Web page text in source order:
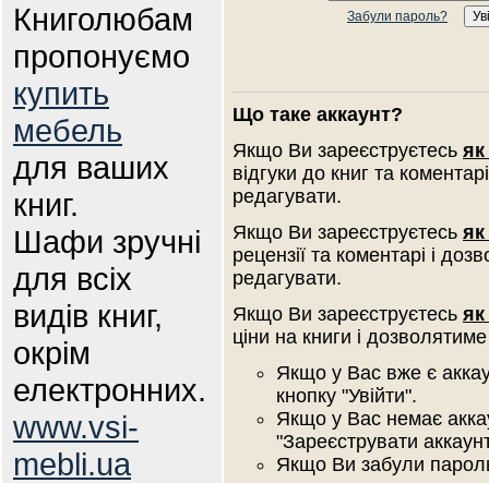
Книголюбам
пропонуємо
купить
мебель
для ваших
книг.
Шафи зручні
для всіх
видів книг,
окрім
електронних.
www.vsi-
mebli.ua
Забули пароль?
Що таке аккаунт?
Якщо Ви зареєструєтесь як
відгуки до книг та
редагувати.
Якщо Ви зареєструєтесь
рецензії та коментарі і
редагувати.
Якщо Ви зареєструєтесь як
ціни на книги і
Якщо у Вас вже є
кнопку "Увійти".
Якщо у Вас немає
"Зареєструвати
Якщо Ви забули